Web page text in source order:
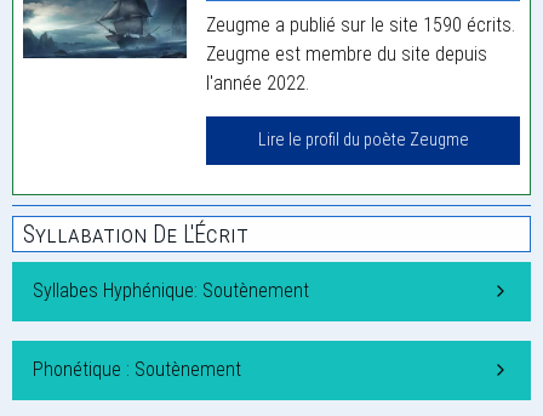
Zeugme a publié sur le site 1590 écrits.
Zeugme est membre du site depuis
l'année 2022.
Lire le profil du poète Zeugme
Syllabation De L'Écrit
Syllabes Hyphénique: Soutènement
Phonétique : Soutènement